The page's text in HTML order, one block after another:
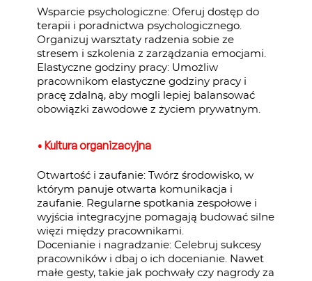
Wsparcie psychologiczne: Oferuj dostęp do
terapii i poradnictwa psychologicznego.
Organizuj warsztaty radzenia sobie ze
stresem i szkolenia z zarządzania emocjami.
Elastyczne godziny pracy: Umożliw
pracownikom elastyczne godziny pracy i
pracę zdalną, aby mogli lepiej balansować
obowiązki zawodowe z życiem prywatnym.
• Kultura organizacyjna
Otwartość i zaufanie: Twórz środowisko, w
którym panuje otwarta komunikacja i
zaufanie. Regularne spotkania zespołowe i
wyjścia integracyjne pomagają budować silne
więzi między pracownikami.
Docenianie i nagradzanie: Celebruj sukcesy
pracowników i dbaj o ich docenianie. Nawet
małe gesty, takie jak pochwały czy nagrody za